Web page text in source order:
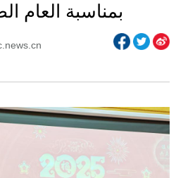
بمناسبة العام